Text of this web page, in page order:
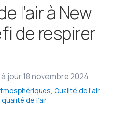
l’air à New
de respirer
jour 18 novembre 2024
,Qualité de l'air,
de l’air